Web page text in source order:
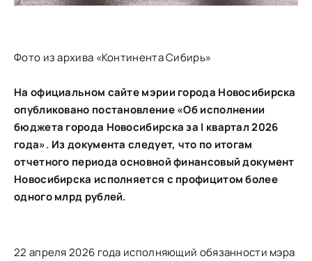
Фото из архива «Континента Сибирь»
На официальном сайте мэрии города Новосибирска
опубликовано постановление «Об исполнении
бюджета города Новосибирска за I квартал 2026
года». Из документа следует, что по итогам
отчетного периода основной финансовый документ
Новосибирска исполняется с профицитом более
одного млрд рублей.
22 апреля 2026 года исполняющий обязанности мэра